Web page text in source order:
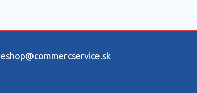
eshop@commercservice.sk